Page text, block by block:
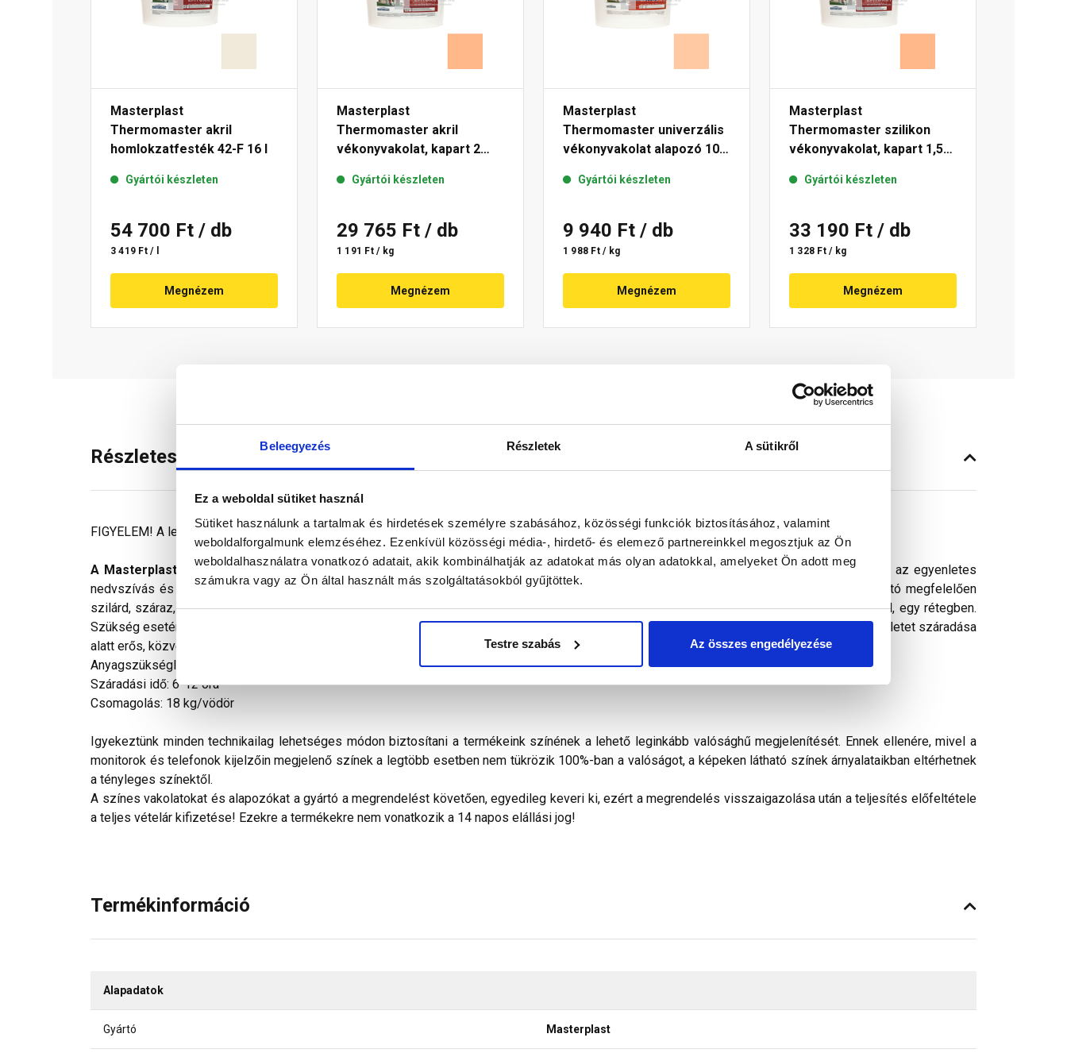
Beleegyezés Részletek A sütikről
Ez a weboldal sütiket használ
Sütiket használunk a tartalmak és hirdetések személyre szabásához, közösségi funkciók biztosításához, valamint
weboldalforgalmunk elemzéséhez. Ezenkívül közösségi média-, hirdető- és elemező partnereinkkel megosztjuk az Ön
weboldalhasználatra vonatkozó adatait, akik kombinálhatják az adatokat más olyan adatokkal, amelyeket Ön adott meg
számukra vagy az Ön által használt más szolgáltatásokból gyűjtöttek.
Testre szabás Az összes engedélyezése
Masterplast
Thermomaster akril
homlokzatfesték 42-F 16 l
Gyártói készleten
54 700 Ft / db
3 419 Ft / l
Megnézem
Masterplast
Thermomaster akril
vékonyvakolat, kapart 2
Gyártói készleten
29 765 Ft / db
1 191 Ft / kg
Megnézem
Masterplast
Thermomaster univerzális
vékonyvakolat alapozó 10-
Gyártói készleten
9 940 Ft / db
1 988 Ft / kg
Megnézem
Masterplast
Thermomaster szilikon
vékonyvakolat, kapart 1,5
Gyártói készleten
33 190 Ft / db
1 328 Ft / kg
Megnézem
Részletes leírás
FIGYELEM! A leírás végén fontos információkat talál a termékkel kapcsolatban. Kérjük, figyelmesen olvassa el!
A Masterplast Thermomaster univerzális alapozóa Thermomaster vékonyvakolatok színezhető alapozója az alapfelület előkészítésére az egyenletes
nedvszívás és megfelelő tapadóképesség érdekében. Tökéletesen használható a Thermomaster homlokzatfeték alapozójaként is. Felhordható megfelelően
szilárd, száraz, sík, repedés-, por- és egyéb szennyeződésektől, valamint laza, málló részektől mentes alapfelületre hengerrel, vagy ecsettel, egy rétegben.
Szükség esetén max. 5%-ban tiszta vízzel hígítható. Felhasználási hőmérséklet: +5 - +35 °C között, a levegő páratartalma max. 80% lehet. A felületet száradása
alatt erős, közvetlen napsütés, huzat és nedvesség nem érheti.
Anyagszükséglet: 0,12-0,2 l/m²
Száradási idő: 6-12 óra
Csomagolás: 18 kg/vödör
Igyekeztünk minden technikailag lehetséges módon biztosítani a termékeink színének a lehető leginkább valósághű megjelenítését. Ennek ellenére, mivel a
monitorok és telefonok kijelzőin megjelenő színek a legtöbb esetben nem tükrözik 100%-ban a valóságot, a képeken látható színek árnyalataikban eltérhetnek
a tényleges színektől.
A színes vakolatokat és alapozókat a gyártó a megrendelést követően, egyedileg keveri ki, ezért a megrendelés visszaigazolása után a teljesítés előfeltétele
a teljes vételár kifizetése! Ezekre a termékekre nem vonatkozik a 14 napos elállási jog!
Termékinformáció
Alapadatok
Gyártó Masterplast